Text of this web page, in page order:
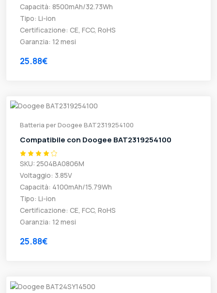
Capacità: 8500mAh/32.73Wh
Tipo: Li-ion
Certificazione: CE, FCC, RoHS
Garanzia: 12 mesi
25.88€
Batteria per Doogee BAT2319254100
Compatibile con Doogee BAT2319254100
SKU: 2504BA0806M
Voltaggio: 3.85V
Capacità: 4100mAh/15.79Wh
Tipo: Li-ion
Certificazione: CE, FCC, RoHS
Garanzia: 12 mesi
25.88€